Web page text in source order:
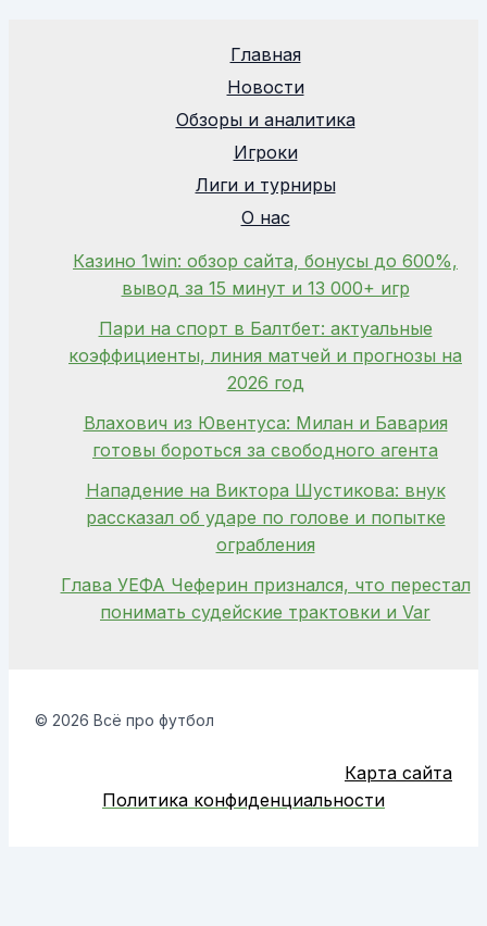
Главная
Новости
Обзоры и аналитика
Игроки
Лиги и турниры
О нас
Казино 1win: обзор сайта, бонусы до 600%,
вывод за 15 минут и 13 000+ игр
Пари на спорт в Балтбет: актуальные
коэффициенты, линия матчей и прогнозы на
2026 год
Влахович из Ювентуса: Милан и Бавария
готовы бороться за свободного агента
Нападение на Виктора Шустикова: внук
рассказал об ударе по голове и попытке
ограбления
Глава УЕФА Чеферин признался, что перестал
понимать судейские трактовки и Var
© 2026 Всё про футбол
Карта сайта
Политика конфиденциальности